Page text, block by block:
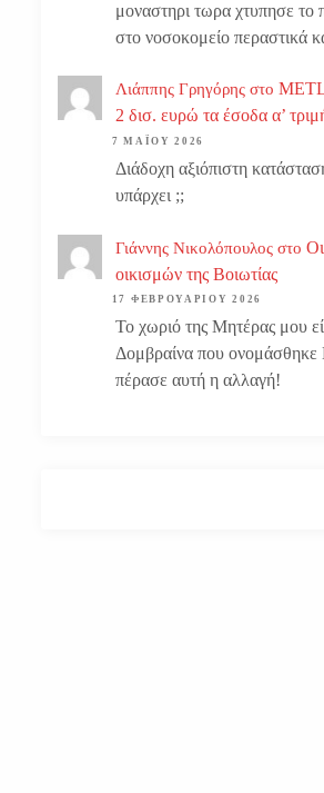
μοναστηρι τωρα χτυπησε το
στο νοσοκομείο περαστικά
Λιάππης Γρηγόρης στο
2 δισ. ευρώ τα έσοδα α’
7 ΜΑΪ́ΟΥ 2026
Διάδοχη αξιόπιστη
υπάρχει ;;
Γιάννης Νικολόπουλος στο
οικισμών της Βοιωτίας
17 ΦΕΒΡΟΥΑΡΊΟΥ 2026
Το χωριό της Μητέρας μου
Δομβραίνα που
πέρασε αυτή η αλλαγή!